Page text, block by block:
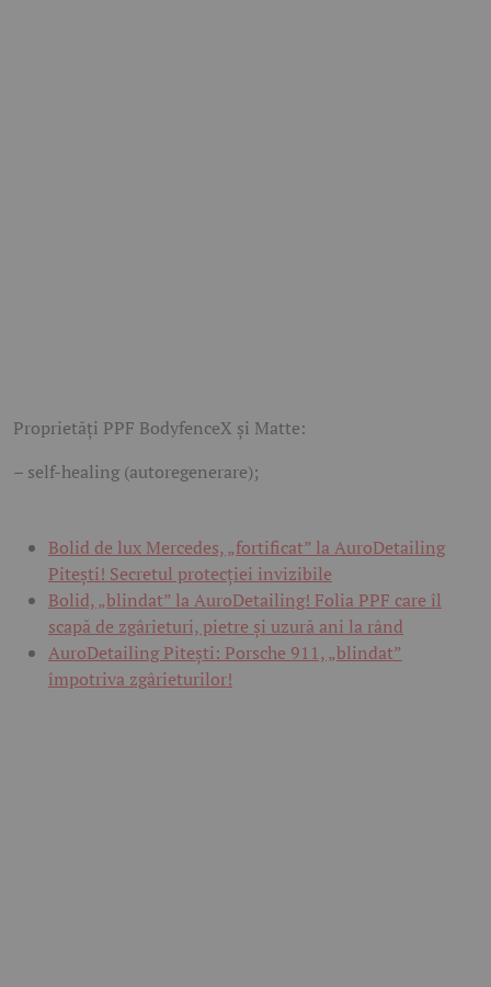
Proprietăţi PPF BodyfenceX şi Matte:
– self-healing (autoregenerare);
Bolid de lux Mercedes, „fortificat” la AuroDetailing
Pitești! Secretul protecției invizibile
Bolid, „blindat” la AuroDetailing! Folia PPF care îl
scapă de zgârieturi, pietre și uzură ani la rând
AuroDetailing Pitești: Porsche 911, „blindat”
împotriva zgârieturilor!